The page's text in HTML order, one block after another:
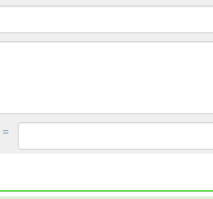
= ۸ بعلاوه ۱